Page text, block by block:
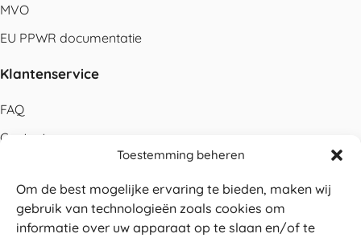
Toestemming beheren
Om de best mogelijke ervaring te bieden, maken wij
gebruik van technologieën zoals cookies om
informatie over uw apparaat op te slaan en/of te
MVO
EU PPWR documentatie
Klantenservice
FAQ
Contact
Betalen
Levering